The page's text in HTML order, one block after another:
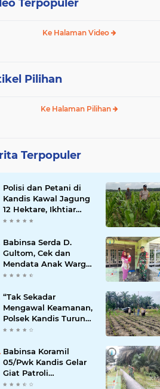
Terpopuler
Ke Halaman Video
Pilihan
Ke Halaman Pilihan
Terpopuler
Polisi dan Petani di
Kandis Kawal Jagung
12 Hektare, Ikhtiar
Menjaga Ketahanan
Babinsa Serda D.
Gultom, Cek dan
Mendata Anak Warga
Yang Stunting
“Tak Sekadar
Mengawal Keamanan,
Polsek Kandis Turun
ke Lahan Jagung
Pangan
Babinsa Koramil
05/Pwk Kandis Gelar
Giat Patroli
Pengamanan Line